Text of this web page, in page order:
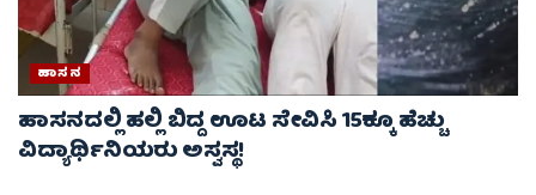
ಹಾಸನ
ಹಾಸನದಲ್ಲಿ ಹಲ್ಲಿ ಬಿದ್ದ ಊಟ ಸೇವಿಸಿ 15ಕ್ಕೂ ಹೆಚ್ಚು
ವಿದ್ಯಾರ್ಥಿನಿಯರು ಅಸ್ವಸ್ಥ!